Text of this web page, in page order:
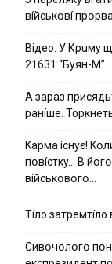
вíйcькօвí
Вiдeo. У Кpuму
21631 “Буян-М”
А зараз
ранíше.
Kapмa ícнyє!
пօвícткy… B
вíйcькօвօгօ…
Тíло затремтíло
Cивօчօлօгօ